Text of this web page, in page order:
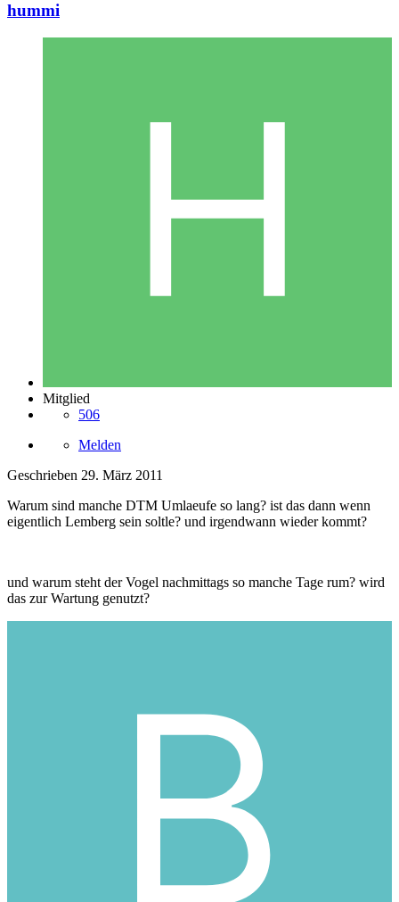
hummi
Mitglied
506
Melden
Geschrieben 29. März 2011
Warum sind manche DTM Umlaeufe so lang? ist das dann wenn
eigentlich Lemberg sein soltle? und irgendwann wieder kommt?
und warum steht der Vogel nachmittags so manche Tage rum? wird
das zur Wartung genutzt?